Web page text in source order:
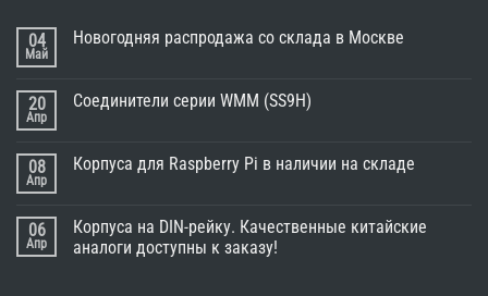
04
Май
Новогодняя распродажа со склада в Москве
20
Апр
Соединители серии WMM (SS9H)
08
Апр
Корпуса для Raspberry Pi в наличии на складе
06
Апр
Корпуса на DIN-рейку. Качественные китайские
аналоги доступны к заказу!